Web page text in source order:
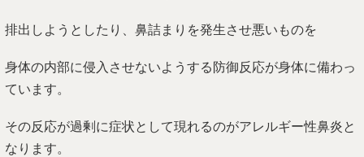
排出しようとしたり、鼻詰まりを発生させ悪いものを
身体の内部に侵入させないようする防御反応が身体に備わっ
ています。
その反応が過剰に症状として現れるのがアレルギー性鼻炎と
なります。